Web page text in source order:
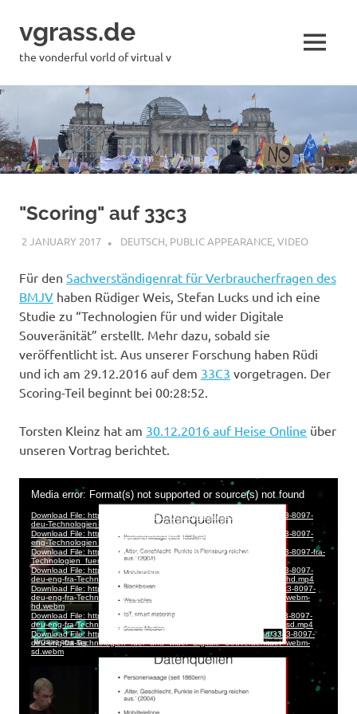
content
vgrass.de
the vonderful vorld of virtual v MENU
"Scoring" auf 33c3
2 JANUARY 2017 VGRASS
DEUTSCH, PUBLIC APPEARANCE,VIDEO
Für den Sachverständigenrat für Verbraucherfragen des
BMJV haben Rüdiger Weis, Stefan Lucks und ich eine
Studie zu “Technologien für und wider Digitale
Souveränität” erstellt. Mehr dazu, sobald sie
veröffentlicht ist. Aus unserer Forschung haben Rüdi
und ich am 29.12.2016 auf dem 33C3 vorgetragen. Der
Scoring-Teil beginnt bei 00:28:52.
Torsten Kleinz hat am 30.12.2016 auf Heise Online über
unseren Vortrag berichtet.